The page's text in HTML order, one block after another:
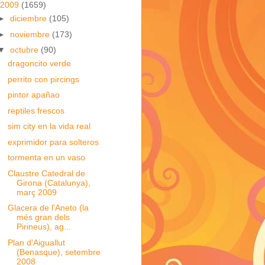
2009 (1659)
diciembre (105)
noviembre (173)
octubre (90)
dragoncito verde
perrito con pircings
pintor apañao
reptiles frescos
sim city en la vida real
exprimidor para solteros
tormenta en un vaso
Claustre Catedral de
Girona (Catalunya),
març 2009
Glacera de l'Aneto (la
més gran dels
Pirineus), ag...
Plan d'Aiguallut
(Benasque), setembre
2008